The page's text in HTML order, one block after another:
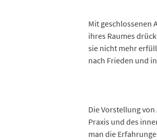
Mit geschlossenen
ihres Raumes
sie nicht mehr
nach Frieden und
Die Vorstellung
Praxis und des
man die